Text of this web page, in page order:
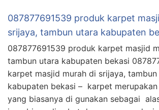
087877691539 produk karpet
srijaya, tambun utara kabupaten
087877691539 produk karpet masjid
tambun utara kabupaten bekasi
karpet masjid murah di srijaya, tambun
kabupaten bekasi – karpet
yang biasanya di gunakan sebagai